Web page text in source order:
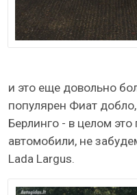
и это еще довольно
популярен Фиат
Берлинго - в целом
автомобили, не
Lada Largus.